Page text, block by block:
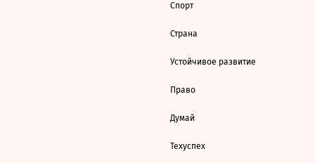
Спорт
Страна
Устойчивое развитие
Право
Думай
Техуспех